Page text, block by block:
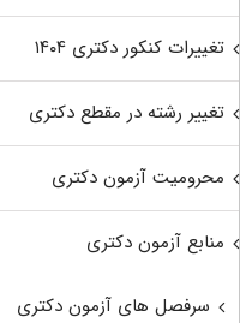
تغییرات کنکور دکتری ۱۴۰۴
تغییر رشته در مقطع دکتری
محرومیت آزمون دکتری
منابع آزمون دکتری
سرفصل های آزمون دکتری